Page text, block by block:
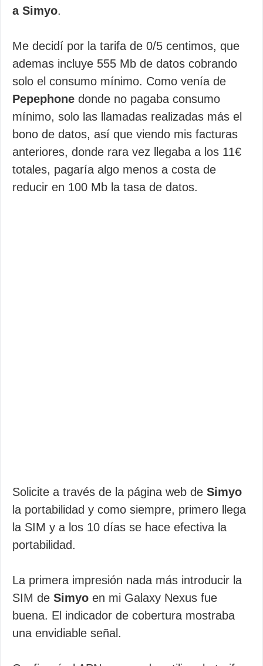
a Simyo.
Me decidí por la tarifa de 0/5 centimos, que
ademas incluye 555 Mb de datos cobrando
solo el consumo mínimo. Como venía de
Pepephone donde no pagaba consumo
mínimo, solo las llamadas realizadas más el
bono de datos, así que viendo mis facturas
anteriores, donde rara vez llegaba a los 11€
totales, pagaría algo menos a costa de
reducir en 100 Mb la tasa de datos.
Solicite a través de la página web de Simyo
la portabilidad y como siempre, primero llega
la SIM y a los 10 días se hace efectiva la
portabilidad.
La primera impresión nada más introducir la
SIM de Simyo en mi Galaxy Nexus fue
buena. El indicador de cobertura mostraba
una envidiable señal.